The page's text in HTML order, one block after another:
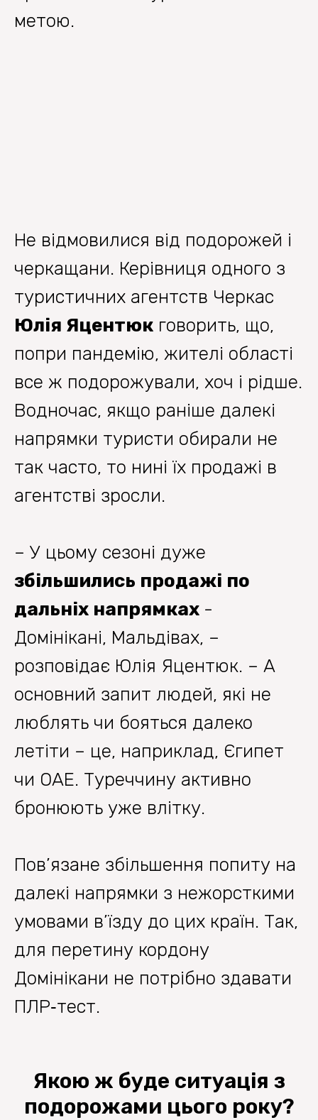
метою.
Не відмовилися від подорожей і
черкащани. Керівниця одного з
туристичних агентств Черкас
Юлія Яцентюк говорить, що,
попри пандемію, жителі області
все ж подорожували, хоч і рідше.
Водночас, якщо раніше далекі
напрямки туристи обирали не
так часто, то нині їх продажі в
агентстві зросли.
– У цьому сезоні дуже
збільшились продажі по
дальніх напрямках -
Домінікані, Мальдівах, –
розповідає Юлія Яцентюк. – А
основний запит людей, які не
люблять чи бояться далеко
летіти – це, наприклад, Єгипет
чи ОАЕ. Туреччину активно
бронюють уже влітку.
Пов’язане збільшення попиту на
далекі напрямки з нежорсткими
умовами в’їзду до цих країн. Так,
для перетину кордону
Домінікани не потрібно здавати
ПЛР‐тест.
Якою ж буде ситуація з
подорожами цього року?